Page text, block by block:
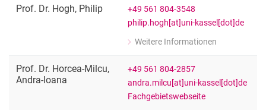
Prof. Dr. Hogh, Philip
+49 561 804-3548
philip.hogh[at]uni-kassel[dot]de
Weitere Informationen
zu Prof. Dr. Philip Hogh
Prof. Dr. Horcea-Milcu,
Andra-Ioana
+49 561 804-2857
andra.milcu[at]uni-kassel[dot]de
Fachgebietswebseite